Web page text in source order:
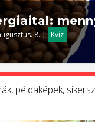
8.| Kvíz
példaképek,